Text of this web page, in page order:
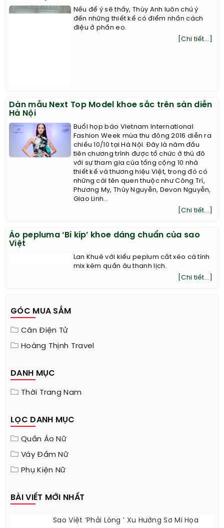
Nếu để ý sẽ thấy, Thùy Anh luôn chú ý
đến những thiết kế có điểm nhấn cách
điệu ở phần eo.
[Chi tiết...]
Dàn mẫu Next Top Model khoe sắc trên sàn diễn
Hà Nội
Buổi họp báo Vietnam International
Fashion Week mùa thu đông 2016 diễn ra
chiều 10/10 tại Hà Nội. Đây là năm đầu
tiên chương trình được tổ chức ở thủ đô
với sự tham gia của tổng cộng 10 nhà
thiết kế và thương hiệu Việt, trong đó có
những cái tên quen thuộc như Công Trí,
Phương My, Thủy Nguyễn, Devon Nguyễn,
Giao Linh...
[Chi tiết...]
Áo pepluma ‘Bí kíp’ khoe dáng chuẩn của sao
Việt
Lan Khuê với kiểu peplum cắt xéo cá tính
mix kèm quần âu thanh lịch.
[Chi tiết...]
GÓC MUA SẮM
Cân Điện Tử
Hoàng Thịnh Travel
DANH MỤC
Thời Trang Nam
LỌC DANH MỤC
Quần Áo Nữ
Váy Đầm Nữ
Phụ Kiện Nữ
BÀI VIẾT MỚI NHẤT
Sao Việt ‘phải Lòng ’ Xu Hướng Sơ Mi Họa